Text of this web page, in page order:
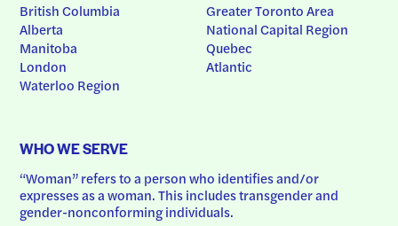
British Columbia
Alberta
Manitoba
London
Waterloo Region
Greater Toronto Area
National Capital Region
Quebec
Atlantic
WHO WE SERVE
“Woman” refers to a person who identifies and/or
expresses as a woman. This includes transgender and
gender-nonconforming individuals.